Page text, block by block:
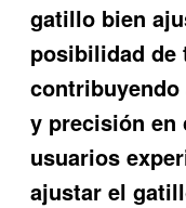
gatillo bien
posibilidad
y precisión en
usuarios
ajustar el